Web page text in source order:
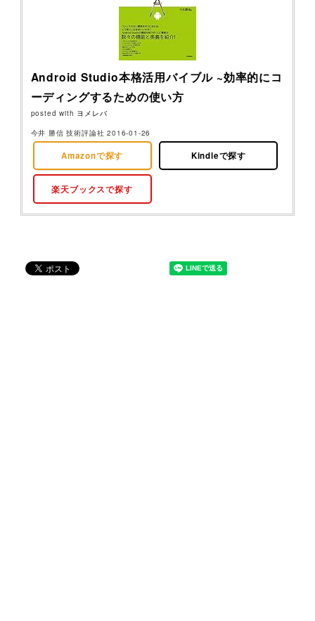
Android Studio本格活用バイブル ~効率的にコ
ーディングするための使い方
posted with ヨメレバ
今井 勝信 技術評論社 2016-01-26
Amazonで探す Kindleで探す
楽天ブックスで探す